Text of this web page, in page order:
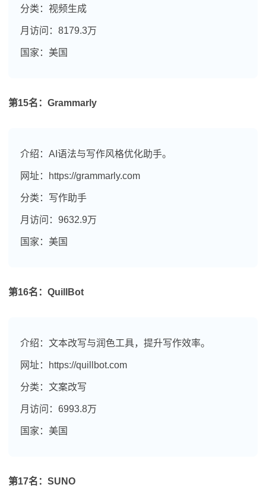
分类：视频生成
月访问：8179.3万
国家：美国
第15名：Grammarly
介绍：AI语法与写作风格优化助手。
网址：https://grammarly.com
分类：写作助手
月访问：9632.9万
国家：美国
第16名：QuillBot
介绍：文本改写与润色工具，提升写作效率。
网址：https://quillbot.com
分类：文案改写
月访问：6993.8万
国家：美国
第17名：SUNO